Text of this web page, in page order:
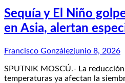
Sequía y El Niño
en Asia, alertan
Francisco Gonzálezjunio 8, 2026
SPUTNIK MOSCÚ.- La
temperaturas ya afectan la